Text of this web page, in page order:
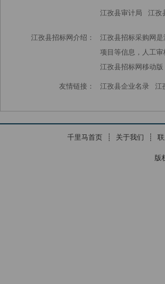
江孜县审计局 江孜
江孜县招标网介绍：
江孜县招标采购网
项目等信息，人工
江孜县招标网移动版
友情链接： 江孜县企业名录 江
千里马首页 ┊ 关于我们 ┊
版